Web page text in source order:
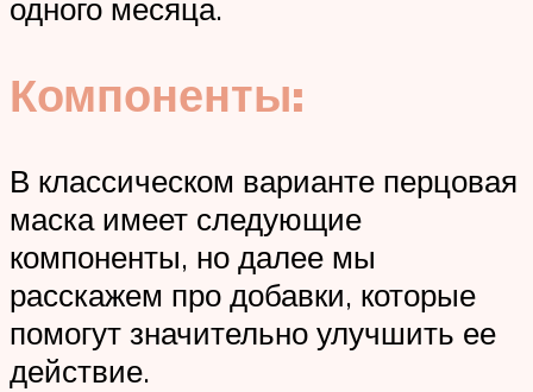
одного месяца.
Компоненты:
В классическом варианте перцовая
маска имеет следующие
компоненты, но далее мы
расскажем про добавки, которые
помогут значительно улучшить ее
действие.